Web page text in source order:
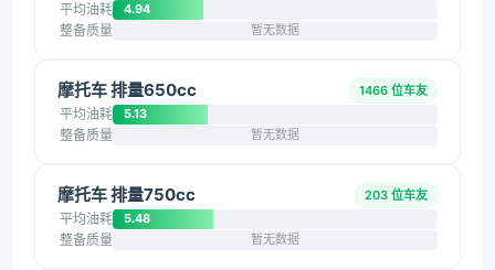
平均油耗 4.94
整备质量 暂无数据
摩托车 排量650cc 1466 位车友
平均油耗 5.13
整备质量 暂无数据
摩托车 排量750cc 203 位车友
平均油耗 5.48
整备质量 暂无数据